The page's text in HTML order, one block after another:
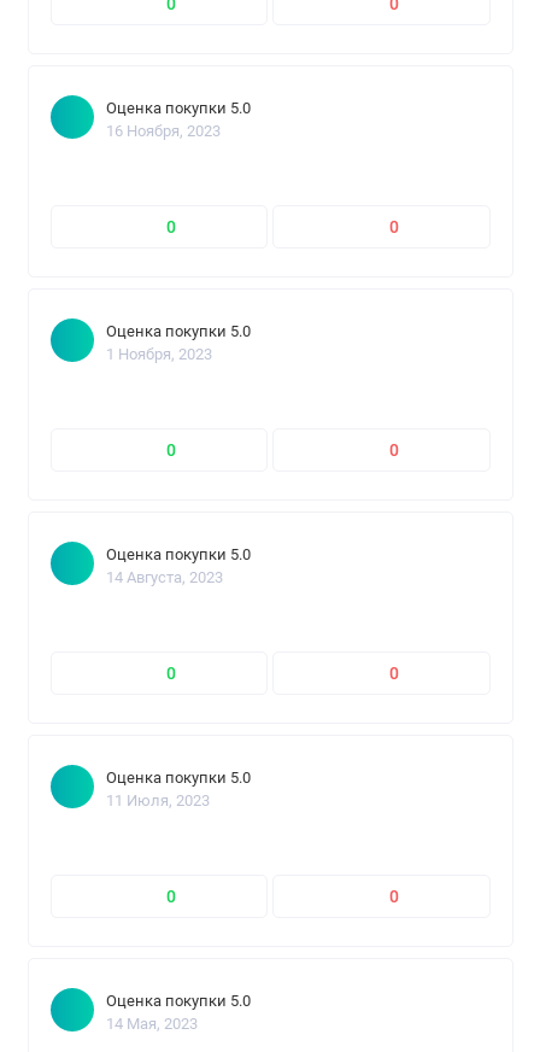
0 0
Оценка покупки 5.0
16 Ноября, 2023
0 0
Оценка покупки 5.0
1 Ноября, 2023
0 0
Оценка покупки 5.0
14 Августа, 2023
0 0
Оценка покупки 5.0
11 Июля, 2023
0 0
Оценка покупки 5.0
14 Мая, 2023